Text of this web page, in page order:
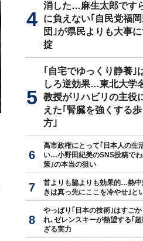
消した…麻生太郎です
に負えない｢自民党福
団｣が県民よりも大事
掟
｢自宅でゆっくり静養｣
しろ逆効果…東北大学
教授がリハビリの主役
えた｢腎臓を強くする歩
方｣
高市政権にとって｢日本人の生
い…小野田紀美のSNS投稿で
策｣の本当の狙い
首よりも脇よりも効果的…熱中
きは真っ先にここを冷やせ｣と
やっぱり｢日本の技術｣はすご
れ､ゼレンスキーが熱望する｢
ざる実力